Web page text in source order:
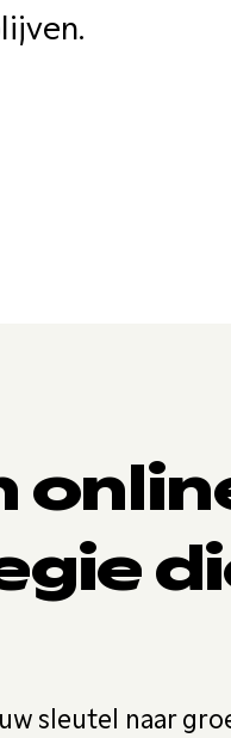
sleutel naar